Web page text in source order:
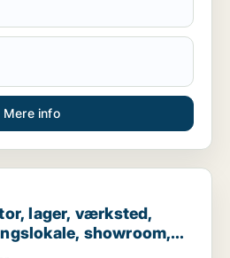
Mere info
værksted, butik,
lager, værksted,
showroom,
eller